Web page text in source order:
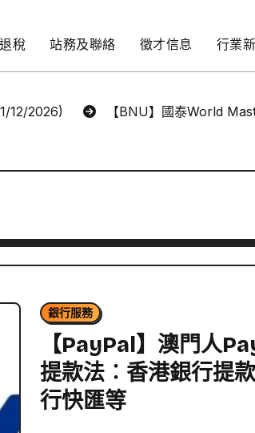
稅 站務及聯絡 徵才信息 行業
12/2026) 【BNU】國泰World
銀行服務
【PayPal】澳門人
提款法︰香港銀行提
行快匯等